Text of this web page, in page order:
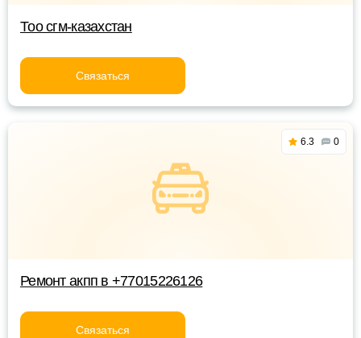
Тоо сгм-казахстан
Связаться
6.3 0
Ремонт акпп в +77015226126
Связаться